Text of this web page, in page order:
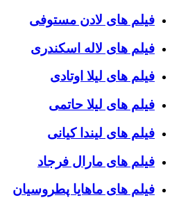
فیلم های لادن مستوفی
فیلم های لاله اسکندری
فیلم های لیلا اوتادی
فیلم های لیلا حاتمی
فیلم های لیندا کیانی
فیلم های مارال فرجاد
فیلم های ماهایا پطروسیان